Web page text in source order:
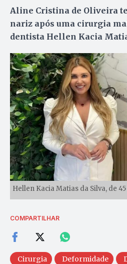
Aline Cristina de Oliveira
nariz após uma cirurgia
dentista Hellen Kacia
Hellen Kacia Matias da Silva, de
COMPARTILHAR
Cirurgia Deformidade